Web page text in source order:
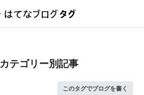
カテゴリー別記事
このタグでブログを書く